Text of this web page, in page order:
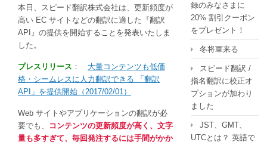
シ
ー
ム
レ
ス
に
人
翻
訳
で
本日、スピード翻訳株式会社は、更新頻度が
高い EC サイトなどの翻訳に適した『翻訳
API』の提供を開始することを発表いたしま
した。
プレスリリース ： 大量コンテンツも低価
格・シームレスに人力翻訳できる 「翻訳
API」を提供開始（2017/02/01）
Web サイトやアプリケーションの翻訳が必
要でも、
コンテンツの更新頻度が高く、文字
量も多すぎて、毎回発注するには手間がかか
録のみなさまに
20% 割引クーポン
をプレゼント！
冬将軍来る
スピード翻訳 /
指名翻訳に校正オ
プションが加わり
ました
JST、GMT、
UTCとは？ 英語で